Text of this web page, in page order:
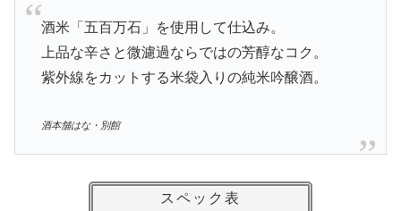
酒米「五百万石」を使用して仕込み。
上品な辛さと微濾過ならではの芳醇なコク。
紫外線をカットする米袋入りの純米吟醸酒。
酒本舗はな・別館
スペック表